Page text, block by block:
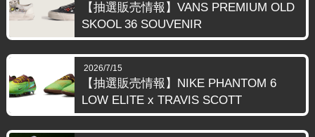
【抽選販売情報】VANS PREMIUM OLD
SKOOL 36 SOUVENIR
2026/7/15
【抽選販売情報】NIKE PHANTOM 6
LOW ELITE x TRAVIS SCOTT